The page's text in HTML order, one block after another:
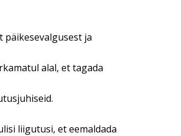
päikesevalgusest ja
alal, et tagada
liigutusi, et eemaldada